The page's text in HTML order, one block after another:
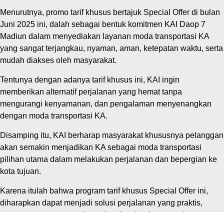
Menurutnya, promo tarif khusus bertajuk Special Offer di bulan
Juni 2025 ini, dalah sebagai bentuk komitmen KAI Daop 7
Madiun dalam menyediakan layanan moda transportasi KA
yang sangat terjangkau, nyaman, aman, ketepatan waktu, serta
mudah diakses oleh masyarakat.
Tentunya dengan adanya tarif khusus ini, KAI ingin
memberikan alternatif perjalanan yang hemat tanpa
mengurangi kenyamanan, dan pengalaman menyenangkan
dengan moda transportasi KA.
Disamping itu, KAI berharap masyarakat khususnya pelanggan
akan semakin menjadikan KA sebagai moda transportasi
pilihan utama dalam melakukan perjalanan dan bepergian ke
kota tujuan.
Karena itulah bahwa program tarif khusus Special Offer ini,
diharapkan dapat menjadi solusi perjalanan yang praktis,